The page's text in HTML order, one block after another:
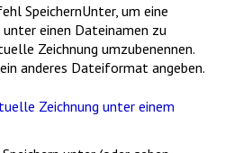
SpeichernUnter, um eine
einen Dateinamen zu
Zeichnung umzubenennen.
anderes Dateiformat angeben.
Zeichnung unter einem